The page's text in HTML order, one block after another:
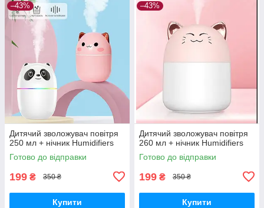
–43%
Дитячий зволожувач повітря
250 мл + нічник Humidifiers
Готово до відправки
199 ₴ 350 ₴
Купити
–43%
Дитячий зволожувач повітря
260 мл + нічник Humidifiers
Готово до відправки
199 ₴ 350 ₴
Купити